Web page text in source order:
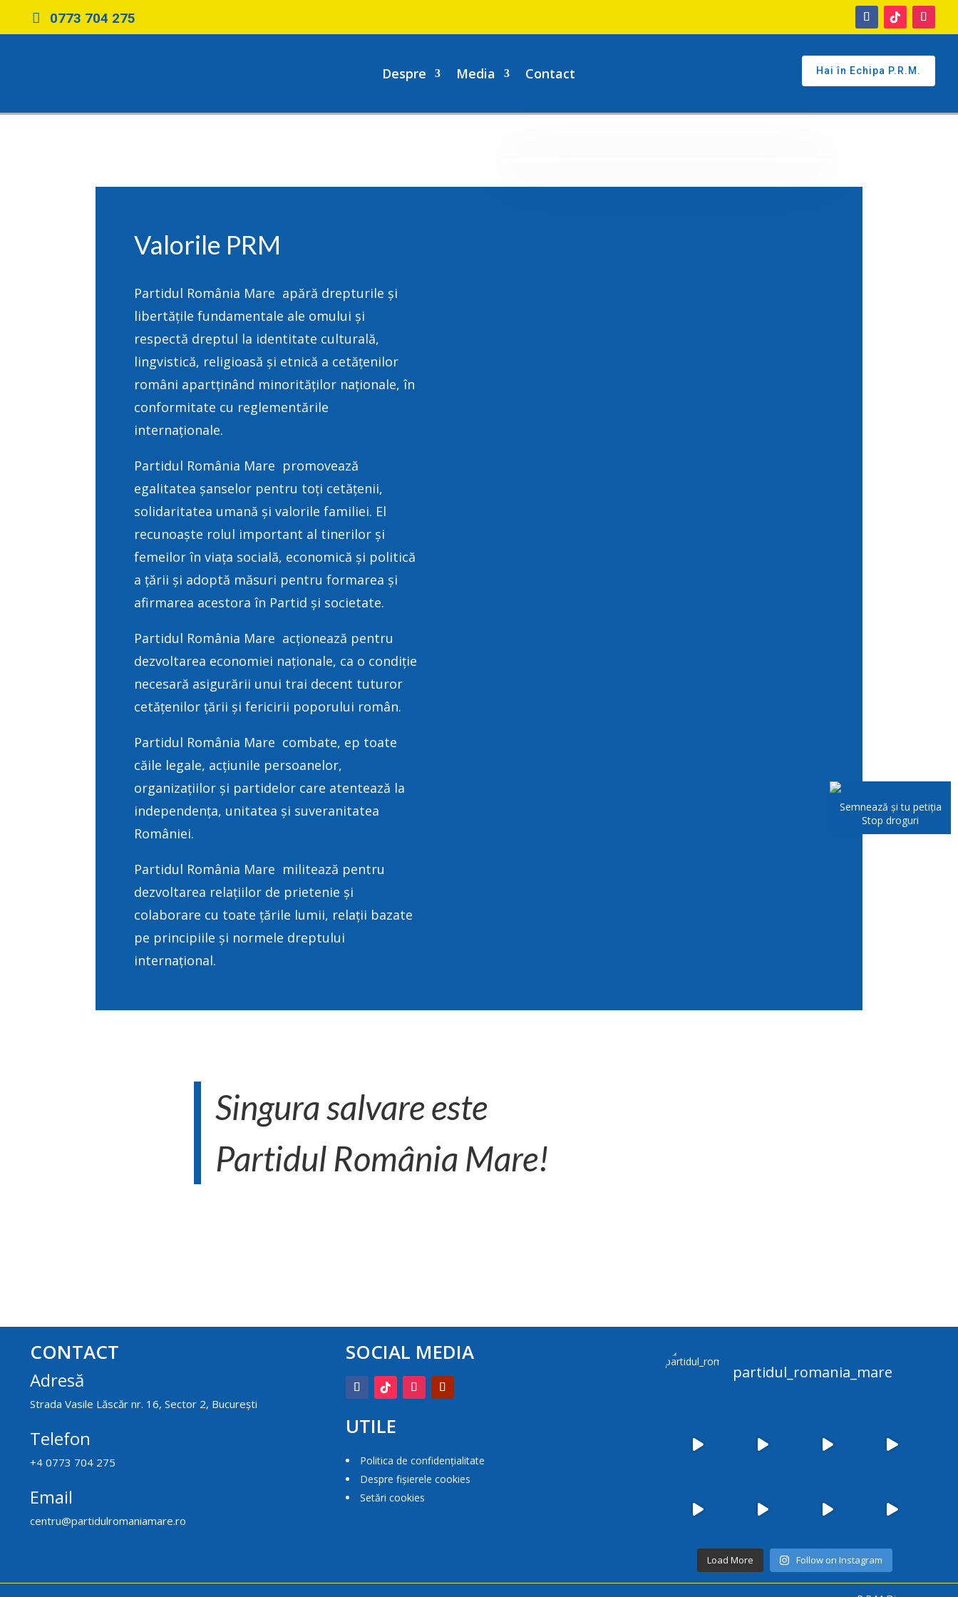
0773 704 275
Despre Media Contact Hai în Echipa P.R.M.
Semnează și tu petiția
Stop droguri
Valorile PRM
Partidul România Mare apără drepturile și
libertățile fundamentale ale omului și
respectă dreptul la identitate culturală,
lingvistică, religioasă și etnică a cetățenilor
români apartținând minorităților naționale, în
conformitate cu reglementările
internaționale.
Partidul România Mare promovează
egalitatea șanselor pentru toți cetățenii,
solidaritatea umană și valorile familiei. El
recunoaște rolul important al tinerilor și
femeilor în viața socială, economică și politică
a țării și adoptă măsuri pentru formarea și
afirmarea acestora în Partid și societate.
Partidul România Mare acționează pentru
dezvoltarea economiei naționale, ca o condiție
necesară asigurării unui trai decent tuturor
cetățenilor țării și fericirii poporului român.
Partidul România Mare combate, ep toate
căile legale, acțiunile persoanelor,
organizațiilor și partidelor care atentează la
independența, unitatea și suveranitatea
României.
Partidul România Mare militează pentru
dezvoltarea relațiilor de prietenie și
colaborare cu toate țările lumii, relații bazate
pe principiile și normele dreptului
internațional.
Singura salvare este
Partidul România Mare!
CONTACT
Adresă
Strada Vasile Lăscăr nr. 16, Sector 2, București
Telefon
+4 0773 704 275
Email
centru@partidulromaniamare.ro
SOCIAL MEDIA
UTILE
Politica de confidențialitate
Despre fișierele cookies
Setări cookies
partidul_romania_mare
Load More Follow on Instagram